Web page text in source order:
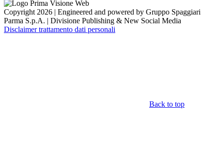
Copyright 2026 | Engineered and powered by Gruppo Spaggiari
Parma S.p.A. | Divisione Publishing & New Social Media
Disclaimer trattamento dati personali
Back to top